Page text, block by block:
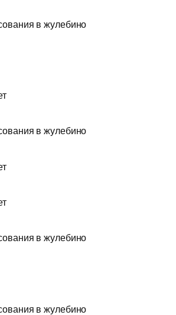
в жулебино
в жулебино
в жулебино
в жулебино